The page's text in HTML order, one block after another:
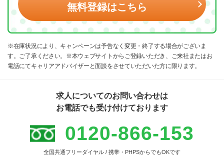
無料登録はこちら
※在庫状況により、キャンペーンは予告なく変更・終了する場合がございま
す。ご了承ください。※本ウェブサイトからご登録いただき、ご来社またはお
電話にてキャリアアドバイザーと面談をさせていただいた方に限ります。
求人についてのお問い合わせは
お電話でも受け付けております
0120-866-153
全国共通フリーダイヤル / 携帯・PHPSからでもOKです